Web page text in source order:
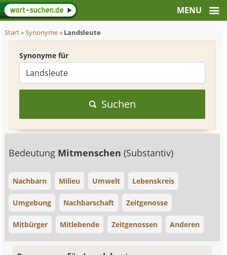
Start»Synonyme» Landsleute
Synonyme für
Suchen
Bedeutung Mitmenschen(Substantiv)
Nachbarn Milieu Umwelt Lebenskreis
Umgebung Nachbarschaft Zeitgenosse
Mitbürger Mitlebende Zeitgenossen Anderen